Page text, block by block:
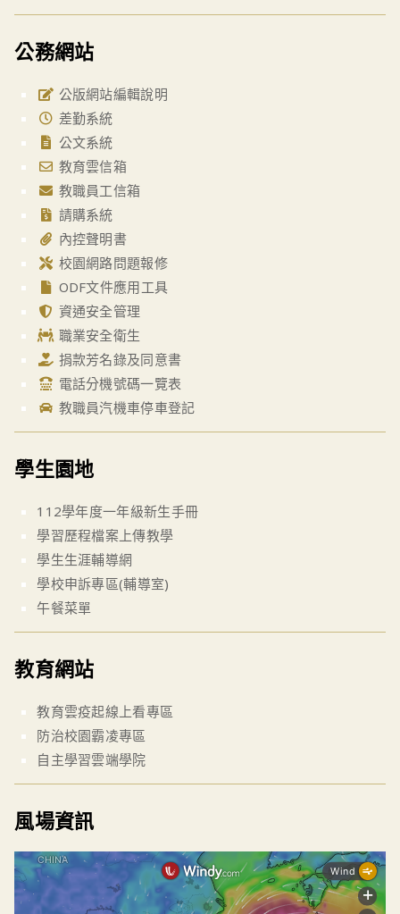
公務網站
公版網站編輯說明
差勤系統
公文系統
教育雲信箱
教職員工信箱
請購系統
內控聲明書
校園網路問題報修
ODF文件應用工具
資通安全管理
職業安全衛生
捐款芳名錄及同意書
電話分機號碼一覽表
教職員汽機車停車登記
學生園地
112學年度一年級新生手冊
學習歷程檔案上傳教學
學生生涯輔導網
學校申訴專區(輔導室)
午餐菜單
教育網站
教育雲疫起線上看專區
防治校園霸凌專區
自主學習雲端學院
風場資訊